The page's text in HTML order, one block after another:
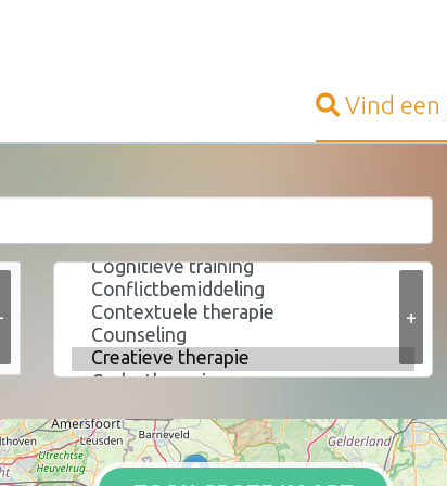
Vind een
+